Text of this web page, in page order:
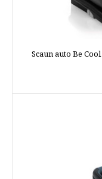
Scaun auto Be